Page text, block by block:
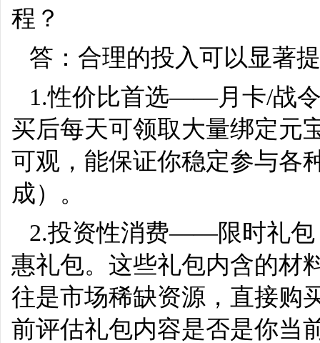
程？
答：合理的投入可以显著
1.性价比首选——月卡/战
买后每天可领取大量绑定元
可观，能保证你稳定参与各
成）。
2.投资性消费——限时礼包
惠礼包。这些礼包内含的材
往是市场稀缺资源，直接购
前评估礼包内容是否是你当